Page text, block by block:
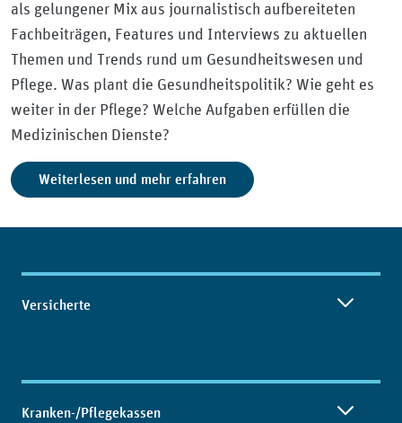
als gelungener Mix aus journalistisch aufbereiteten
Fachbeiträgen, Features und Interviews zu aktuellen
Themen und Trends rund um Gesundheitswesen und
Pflege. Was plant die Gesundheitspolitik? Wie geht es
weiter in der Pflege? Welche Aufgaben erfüllen die
Medizinischen Dienste?
Weiterlesen und mehr erfahren
Inhaltsübersicht
Versicherte
Kranken-/Pflegekassen